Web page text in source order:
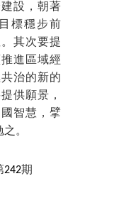
設，朝著
標穩步前
其次要提
進區域經
治的新的
供願景，
智慧，擘
。
242期